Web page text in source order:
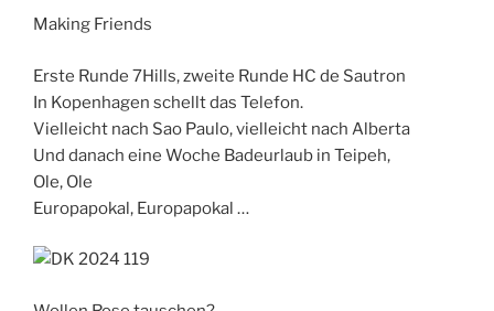
Making Friends
Erste Runde 7Hills, zweite Runde HC de Sautron
In Kopenhagen schellt das Telefon.
Vielleicht nach Sao Paulo, vielleicht nach Alberta
Und danach eine Woche Badeurlaub in Teipeh,
Ole, Ole
Europapokal, Europapokal …